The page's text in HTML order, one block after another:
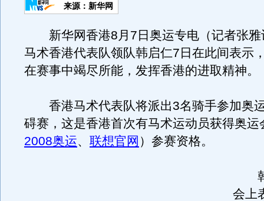
来源：新华网
新华网香港8月7日奥运专电（记者张雅
马术香港代表队领队韩启仁7日在此间表示
在赛事中竭尽所能，发挥香港的进取精神。
香港马术代表队将派出3名骑手参加奥
碍赛，这是香港首次有马术运动员获得奥运
2008奥运、 联想官网 ）参赛资格。
韩
会上